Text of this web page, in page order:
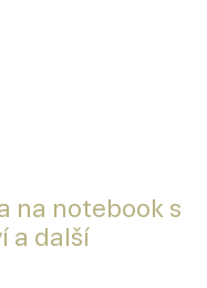
na notebook s
a další